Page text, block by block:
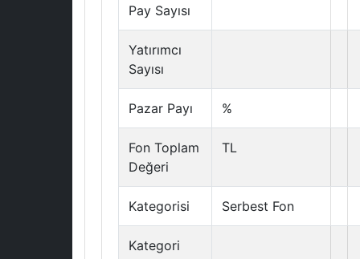
Pay Sayısı
Yatırımcı
Sayısı
Pazar Payı %
Fon Toplam
Değeri
TL
Kategorisi Serbest Fon
Kategori